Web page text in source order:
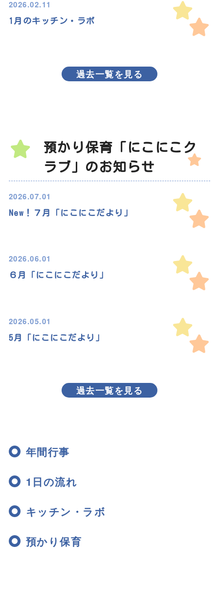
2026.02.11
1月のキッチン・ラボ
過去一覧を見る
預かり保育「にこにこク
ラブ」のお知らせ
2026.07.01
New！７月「にこにこだより」
2026.06.01
６月「にこにこだより」
2026.05.01
5月「にこにこだより」
過去一覧を見る
年間行事
1日の流れ
キッチン・ラボ
預かり保育